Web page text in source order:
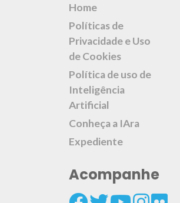
Home
Políticas de
Privacidade e Uso
de Cookies
Política de uso de
Inteligência
Artificial
Conheça a IAra
Expediente
Acompanhe